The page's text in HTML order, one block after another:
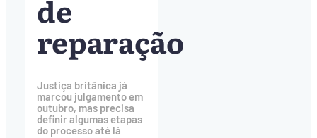
de
reparação
Justiça britânica já
marcou julgamento em
outubro, mas precisa
definir algumas etapas
do processo até lá